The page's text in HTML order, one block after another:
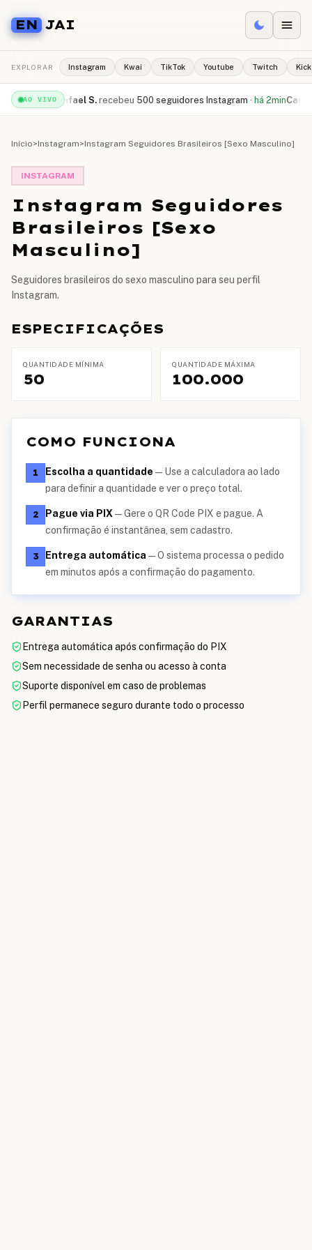
EN JAI
EXPLORAR Instagram Kwai TikTok Youtube Twitch Kick
AO VIVO
·há 1minRafael S. recebeu 500 seguidores Instagram ·há 2minCamila
Início>Instagram>Instagram Seguidores Brasileiros [Sexo Masculino]
INSTAGRAM
Instagram Seguidores
Brasileiros [Sexo
Masculino]
Seguidores brasileiros do sexo masculino para seu perfil
Instagram.
ESPECIFICAÇÕES
QUANTIDADE MÍNIMA
50
QUANTIDADE MÁXIMA
100.000
COMO FUNCIONA
1 Escolha a quantidade — Use a calculadora ao lado
para definir a quantidade e ver o preço total.
2 Pague via PIX —Gere o QR Code PIX e pague. A
confirmação é instantânea, sem cadastro.
3 Entrega automática —O sistema processa o pedido
em minutos após a confirmação do pagamento.
GARANTIAS
Entrega automática após confirmação do PIX
Sem necessidade de senha ou acesso à conta
Suporte disponível em caso de problemas
Perfil permanece seguro durante todo o processo